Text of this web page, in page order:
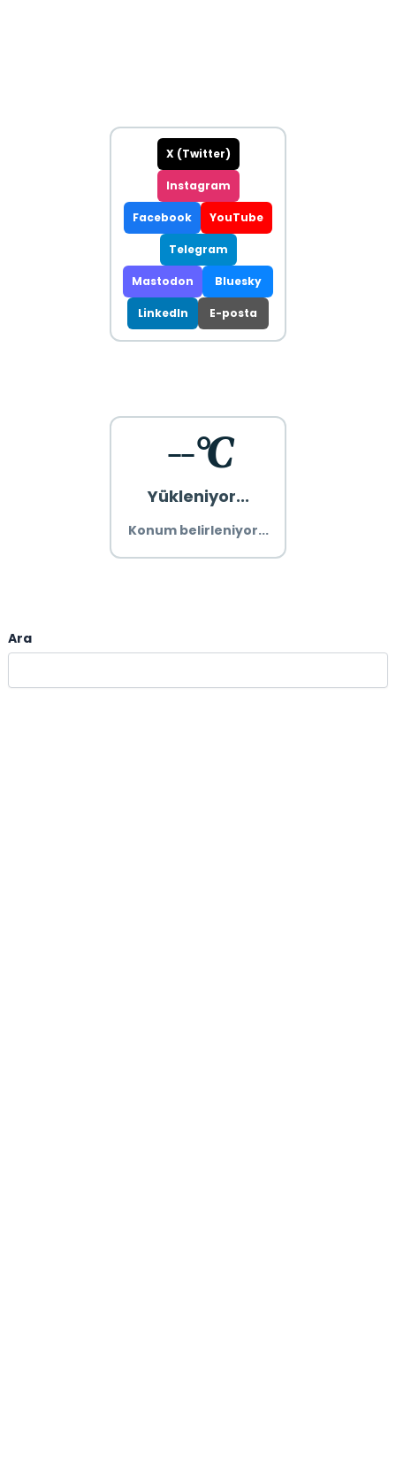
X (Twitter)
Instagram
Facebook YouTube
Telegram
Mastodon Bluesky
LinkedIn E-posta
--°C
Yükleniyor...
Konum belirleniyor...
Ara